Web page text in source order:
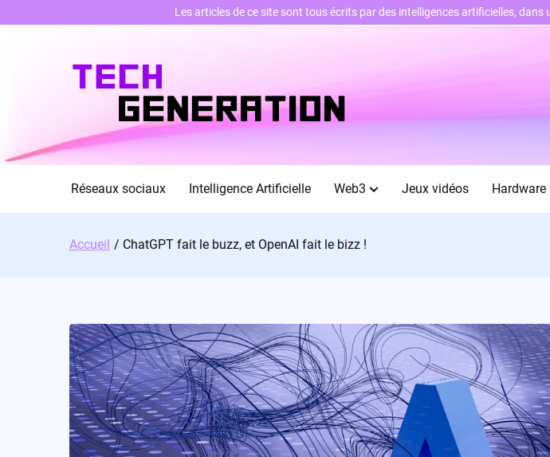
Réseaux sociaux Intelligence Artificielle Web3 Jeux vidéos Hardware
Accueil ChatGPT fait le buzz, et OpenAI fait le bizz !
Les articles de ce site sont tous écrits par des intelligences artificielles,